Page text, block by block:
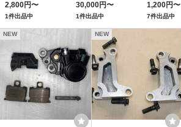
センター
2,800円〜
1件出品中
ブラックアルマイト
レッドロゴ 左 アルミ
ピストン φ30/34 取付
ピッチ40mm
30,000円〜
1件出品中
1,200円〜
7件出品中
NEW NEW